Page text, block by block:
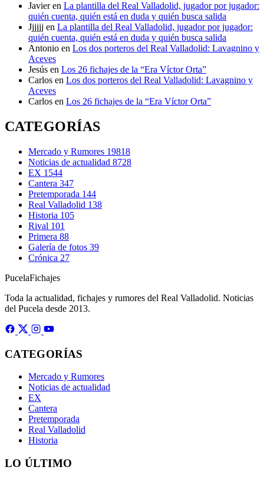
Javier en La plantilla del Real Valladolid, jugador por jugador:
quién cuenta, quién está en duda y quién busca salida
Jjjjjj en La plantilla del Real Valladolid, jugador por jugador:
quién cuenta, quién está en duda y quién busca salida
Antonio en Los dos porteros del Real Valladolid: Lavagnino y
Aceves
Jesús en Los 26 fichajes de la “Era Víctor Orta”
Carlos en Los dos porteros del Real Valladolid: Lavagnino y
Aceves
Carlos en Los 26 fichajes de la “Era Víctor Orta”
CATEGORÍAS
Mercado y Rumores 19818
Noticias de actualidad 8728
EX 1544
Cantera 347
Pretemporada 144
Real Valladolid 138
Historia 105
Rival 101
Primera 88
Galería de fotos 39
Crónica 27
PucelaFichajes
Toda la actualidad, fichajes y rumores del Real Valladolid. Noticias
del Pucela desde 2013.
CATEGORÍAS
Mercado y Rumores
Noticias de actualidad
EX
Cantera
Pretemporada
Real Valladolid
Historia
LO ÚLTIMO